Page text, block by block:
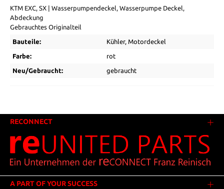
KTM EXC, SX | Wasserpumpendeckel, Wasserpumpe Deckel,
Abdeckung
Gebrauchtes Originalteil
Bauteile: Kühler, Motordeckel
Farbe: rot
Neu/Gebraucht: gebraucht
RECONNECT
A PART OF YOUR SUCCESS